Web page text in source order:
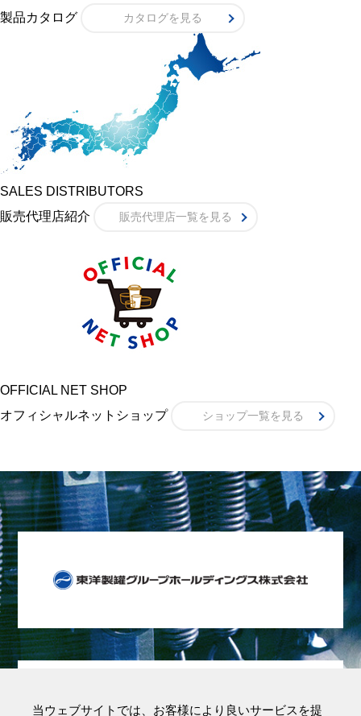
製品カタログ
カタログを見る
SALES DISTRIBUTORS
販売代理店紹介
販売代理店一覧を見る
OFFICIAL NET SHOP
オフィシャルネットショップ
ショップ一覧を見る
当ウェブサイトでは、お客様により良いサービスを提